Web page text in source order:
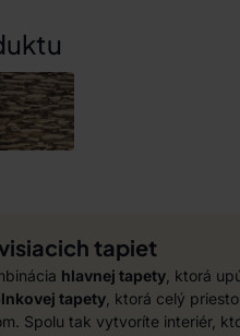
tapiet
hlavnej tapety , ktorá
tapety , ktorá celý
Spolu tak vytvoríte interiér,